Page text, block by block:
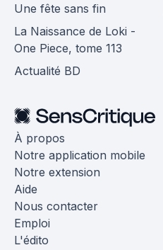
Une fête sans fin
La Naissance de Loki -
One Piece, tome 113
Actualité BD
À propos
Notre application mobile
Notre extension
Aide
Nous contacter
Emploi
L'édito